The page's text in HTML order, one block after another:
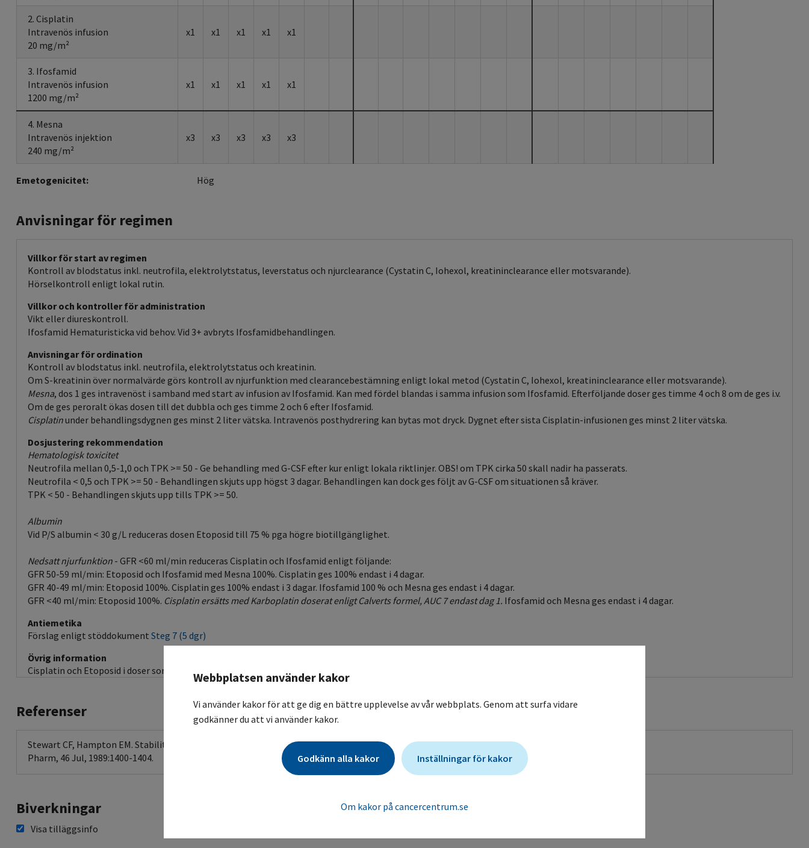
2. Cisplatin
Intravenös infusion
20 mg/m²
x1 x1 x1 x1 x1
3. Ifosfamid
Intravenös infusion
1200 mg/m²
x1 x1 x1 x1 x1
4. Mesna
Intravenös injektion
240 mg/m²
x3 x3 x3 x3 x3
Emetogenicitet: Hög
Anvisningar för regimen
Villkor för start av regimen
Kontroll av blodstatus inkl. neutrofila, elektrolytstatus, leverstatus och njurclearance (Cystatin C, Iohexol, kreatininclearance eller motsvarande).
Hörselkontroll enligt lokal rutin.
Villkor och kontroller för administration
Vikt eller diureskontroll.
Ifosfamid Hematuristicka vid behov. Vid 3+ avbryts Ifosfamidbehandlingen.
Anvisningar för ordination
Kontroll av blodstatus inkl. neutrofila, elektrolytstatus och kreatinin.
Om S-kreatinin över normalvärde görs kontroll av njurfunktion med clearancebestämning enligt lokal metod (Cystatin C, Iohexol, kreatininclearance eller motsvarande).
Mesna, dos 1 ges intravenöst i samband med start av infusion av Ifosfamid. Kan med fördel blandas i samma infusion som Ifosfamid. Efterföljande doser ges timme 4 och 8 om de ges i.v.
Om de ges peroralt ökas dosen till det dubbla och ges timme 2 och 6 efter Ifosfamid.
Cisplatinunder behandlingsdygnen ges minst 2 liter vätska. Intravenös posthydrering kan bytas mot dryck. Dygnet efter sista Cisplatin-infusionen ges minst 2 liter vätska.
Dosjustering rekommendation
Hematologisk toxicitet
Neutrofila mellan 0,5-1,0 och TPK >= 50 - Ge behandling med G-CSF efter kur enligt lokala riktlinjer. OBS! om TPK cirka 50 skall nadir ha passerats.
Neutrofila < 0,5 och TPK >= 50 - Behandlingen skjuts upp högst 3 dagar. Behandlingen kan dock ges följt av G-CSF om situationen så kräver.
TPK < 50 - Behandlingen skjuts upp tills TPK >= 50.
Albumin
Vid P/S albumin < 30 g/L reduceras dosen Etoposid till 75 % pga högre biotillgänglighet.
Nedsatt njurfunktion - GFR <60 ml/min reduceras Cisplatin och Ifosfamid enligt följande:
GFR 50-59 ml/min: Etoposid och Ifosfamid med Mesna 100%. Cisplatin ges 100% endast i 4 dagar.
GFR 40-49 ml/min: Etoposid 100%. Cisplatin ges 100% endast i 3 dagar. Ifosfamid 100 % och Mesna ges endast i 4 dagar.
GFR <40 ml/min: Etoposid 100%. Cisplatin ersätts med Karboplatin doserat enligt Calverts formel, AUC 7 endast dag 1. Ifosfamid och Mesna ges endast i 4 dagar.
Antiemetika
Förslag enligt stöddokument Steg 7 (5 dgr)
Övrig information
Cisplatin och Etoposid i doser som i denna regim är blandbara i samma infusion, se referens.
Referenser
Stewart CF, Hampton EM. Stability of cisplatin and etoposide in intravenous admixtures. Am J Hosp
Pharm, 46 Jul, 1989:1400-1404.
Biverkningar
Visa tilläggsinfo
Webbplatsen använder kakor
Vi använder kakor för att ge dig en bättre upplevelse av vår webbplats. Genom att surfa vidare
godkänner du att vi använder kakor.
Godkänn alla kakor Inställningar för kakor
Om kakor på cancercentrum.se